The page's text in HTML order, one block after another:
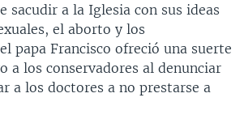
[RADIO]
sacudir a la Iglesia con sus ideas
el aborto y los
papa Francisco ofreció una suerte
a los conservadores al denunciar
a los doctores a no prestarse a